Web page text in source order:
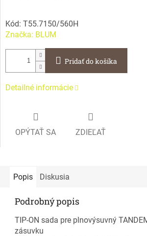
Kód: T55.7150/560H
Značka: BLUM
Pridať do košíka
Detailné informácie
OPÝTAŤ SA ZDIEĽAŤ
Popis Diskusia
Podrobný popis
TIP-ON sada pre plnovýsuvný
zásuvku